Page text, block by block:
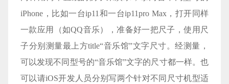
iPhone，比如一台ip11和一台ip11pro Max，打开同样
一款应用（如QQ音乐），准备好一把尺子，使用尺
子分别测量最上方title“音乐馆”文字尺寸。经测量，
可以发现不同型号的“音乐馆”文字的尺寸都一样。也
可以请iOS开发人员分别写两个针对不同尺寸机型适